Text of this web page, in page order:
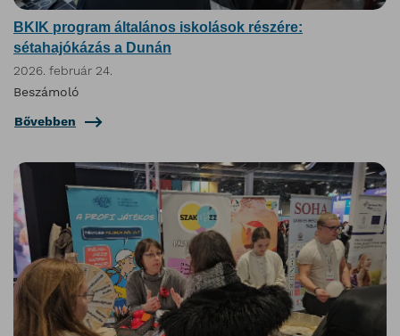
BKIK program általános iskolások részére:
sétahajókázás a Dunán
2026. február 24.
Beszámoló
Bővebben